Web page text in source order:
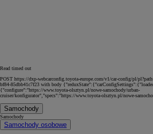
Read timed out
POST https://dxp-webcarconfig.toyota-europe.com/v1/car-config/pl/
bf84-85dbb41c7f23 with body
{"configure":"https://www.toyota-olsztyn.pl/nowe-samochody/urban-
cruiser/konfigurator","specs":"https://www.toyota-olsztyn.pl/nowe-
Samochody
Samochody
Samochody osobowe